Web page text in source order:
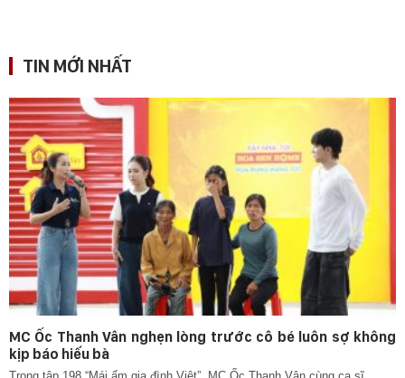
TIN MỚI NHẤT
MC Ốc Thanh Vân nghẹn lòng trước cô bé luôn sợ không
kịp báo hiếu bà